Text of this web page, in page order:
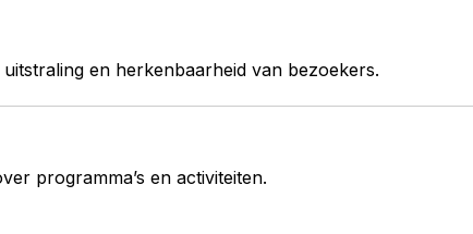
en herkenbaarheid van bezoekers.
programma’s en activiteiten.